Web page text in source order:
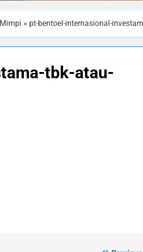
» pt-bentoel-internasional-
tbk-atau-